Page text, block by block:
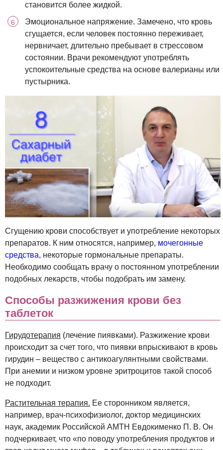
становится более жидкой.
Эмоциональное напряжение. Замечено, что кровь
сгущается, если человек постоянно переживает,
нервничает, длительно пребывает в стрессовом
состоянии. Врачи рекомендуют употреблять
успокоительные средства на основе валерианы или
пустырника.
Сгущению крови способствует и употребление некоторых
препаратов. К ним относятся, например, мочегонные
средства, некоторые гормональные препараты.
Необходимо сообщать врачу о постоянном употреблении
подобных лекарств, чтобы подобрать им замену.
Способы разжижения крови без
таблеток
Гирудотерапия (лечение пиявками). Разжижение крови
происходит за счет того, что пиявки впрыскивают в кровь
гирудин – вещество с антикоагулянтными свойствами.
При анемии и низком уровне эритроцитов такой способ
не подходит.
Растительная терапия. Ее сторонником является,
например, врач-психофизиолог, доктор медицинских
наук, академик Российской АМТН Евдокименко П. В. Он
подчеркивает, что «по поводу употребления продуктов и